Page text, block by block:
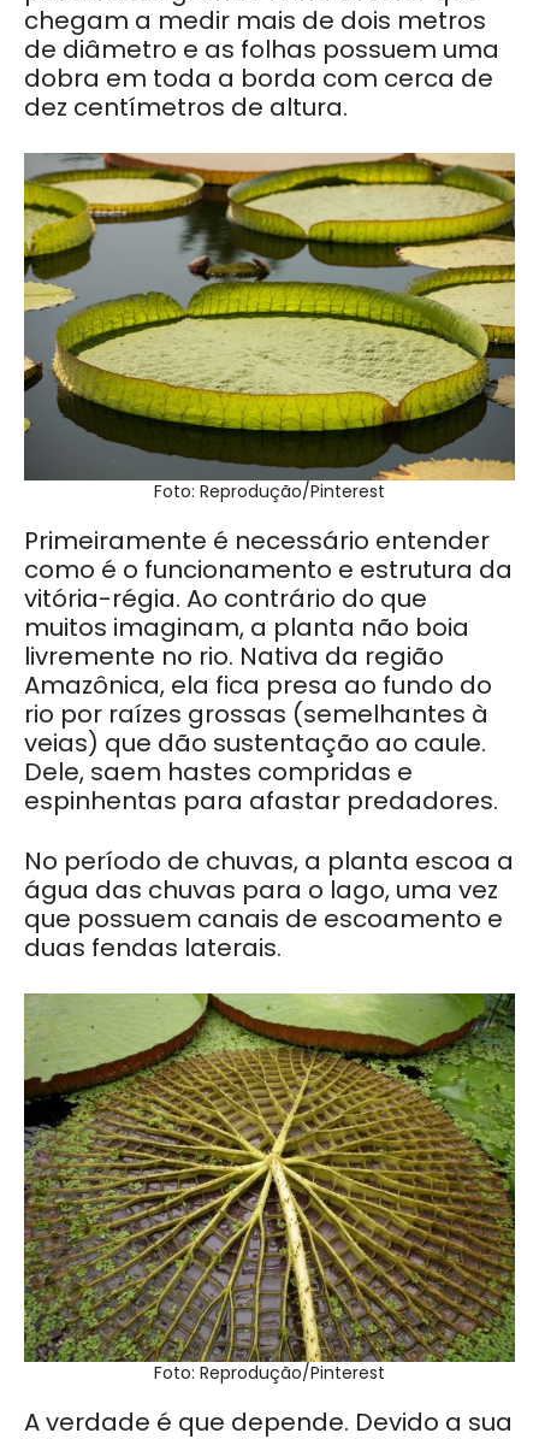
chegam a medir mais de dois metros
de diâmetro e as folhas possuem uma
dobra em toda a borda com cerca de
dez centímetros de altura.
Foto: Reprodução/Pinterest
Primeiramente é necessário entender
como é o funcionamento e estrutura da
vitória-régia. Ao contrário do que
muitos imaginam, a planta não boia
livremente no rio. Nativa da região
Amazônica, ela fica presa ao fundo do
rio por raízes grossas (semelhantes à
veias) que dão sustentação ao caule.
Dele, saem hastes compridas e
espinhentas para afastar predadores.
No período de chuvas, a planta escoa a
água das chuvas para o lago, uma vez
que possuem canais de escoamento e
duas fendas laterais.
Foto: Reprodução/Pinterest
A verdade é que depende. Devido a sua